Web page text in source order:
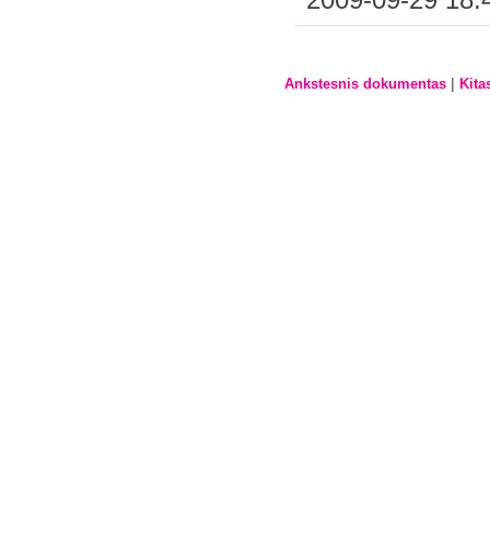
Ankstesnis dokumentas |